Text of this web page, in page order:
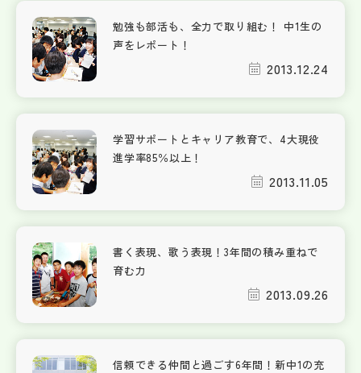
勉強も部活も、全力で取り組む！ 中1生の
声をレポート！
2013.12.24
学習サポートとキャリア教育で、4大現役
進学率85％以上！
2013.11.05
書く表現、歌う表現！3年間の積み重ねで
育む力
2013.09.26
信頼できる仲間と過ごす6年間！新中1の充